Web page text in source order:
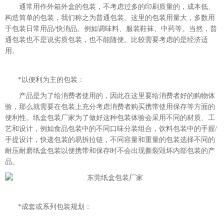
通常用作外箱外盒的包装，不考虑过多的印刷质量的，成本低、
构造简单的包装，我们称之为普通包装。这里的包装用量大，多数用
于包装日常用品/快消品。例如调味料、服装鞋袜、中药等。当然，普
通包装也不是说劣质包装，也不能随便。比较需要考虑的是经济适
用。
*以便利为主的包装：
产品是为了给消费者使用的，因此在这里要给消费者好的购物体
验，那么就需要在包装上充分考虑消费者购买携带使用保存等方面的
便利性。纸盒包装厂家为了做好这种包装体验会采用不同的材质、工
艺和设计，例如食品包装中的不同口味分装组合，饮料包装中的手握/
手提设计，快递包装的易拆拉链，不同容量和重量的包装选择不同的
耐压耐磨纸盒包装以便携带和保存时不会出现撕裂毁坏内部包装的产
品。
*成套或系列包装规划：